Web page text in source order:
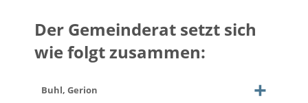
Der Gemeinderat setzt sich
wie folgt zusammen:
Buhl, Gerion